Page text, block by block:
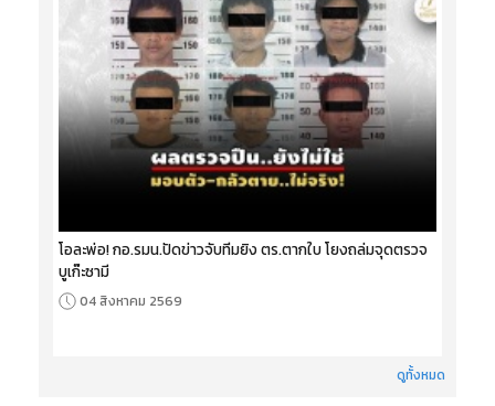
โอละพ่อ! กอ.รมน.ปัดข่าวจับทีมยิง ตร.ตากใบ โยงถล่มจุดตรวจ
บูเก๊ะซามี
04 สิงหาคม 2569
ดูทั้งหมด